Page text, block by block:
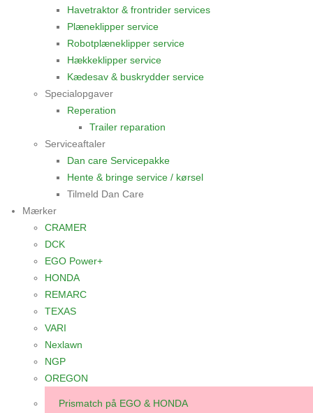
Havetraktor & frontrider services
Plæneklipper service
Robotplæneklipper service
Hækkeklipper service
Kædesav & buskrydder service
Specialopgaver
Reperation
Trailer reparation
Serviceaftaler
Dan care Servicepakke
Hente & bringe service / kørsel
Tilmeld Dan Care
Mærker
CRAMER
DCK
EGO Power+
HONDA
REMARC
TEXAS
VARI
Nexlawn
NGP
OREGON
Prismatch på EGO & HONDA